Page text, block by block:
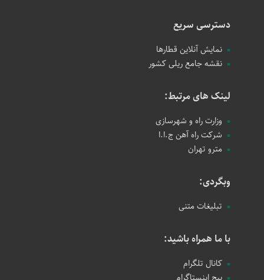
دسترسی سریع
نمایش آنلاین قطارها
نقشه جامع ریلی کشور
لینک های مرتبط:
وزارت راه و شهرسازی
شرکت راه آهن ج.ا.ا
مترو تهران
وبگردی:
تبلیغات متنی
با ما همراه باشید:
کانال تلگرام